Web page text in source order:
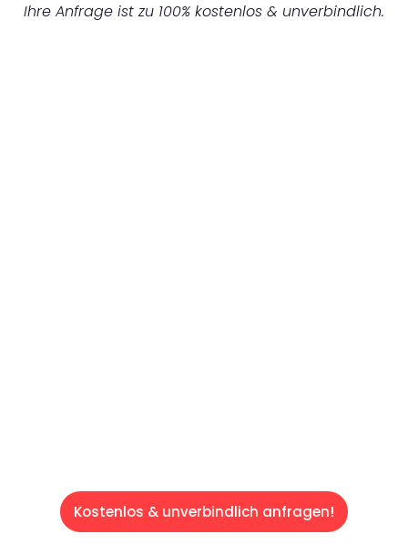
Ihre Anfrage ist zu 100% kostenlos & unverbindlich.
Kostenlos & unverbindlich anfragen!